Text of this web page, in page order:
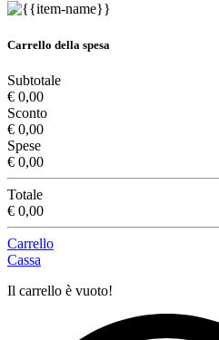
Carrello della spesa
Subtotale
€ 0,00
Sconto
€ 0,00
Spese
€ 0,00
Totale
€ 0,00
Carrello
Cassa
Il carrello è vuoto!